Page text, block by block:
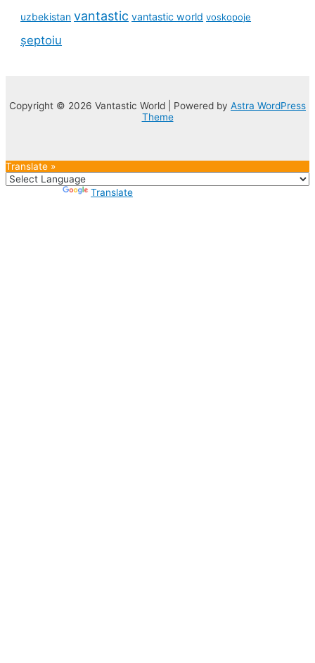
uzbekistan vantastic vantastic world voskopoje
șeptoiu
Copyright © 2026 Vantastic World | Powered by Astra WordPress
Theme
Translate »
Translate